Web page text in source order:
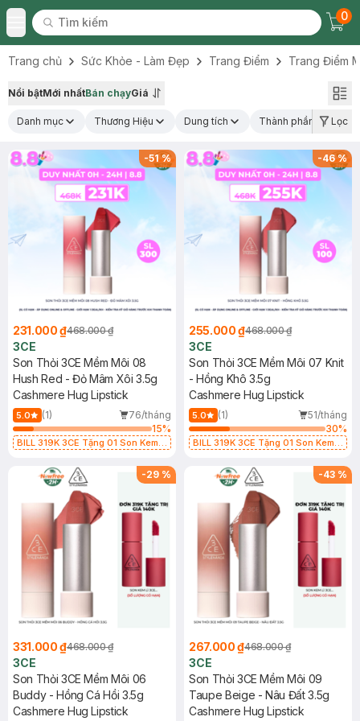
Toggle Menu
Tìm kiếm
Tìm kiếm
0
Trang chủ Sức Khỏe - Làm Đẹp Trang Điểm Trang Điểm
Nổi bậtMới nhấtBán chạyGiá
Danh mục Thương Hiệu Dung tích Thành phần nổi bật
Lọc
-51%
231.000 ₫468.000 ₫
3CE
Son Thỏi 3CE Mềm Môi 08
Hush Red - Đỏ Mâm Xôi 3.5g
Cashmere Hug Lipstick
5.0 (1)
76/tháng
15%
BILL 319K 3CE Tặng 01 Son Kem
1.5g (SL có hạn)
-46%
255.000 ₫468.000 ₫
3CE
Son Thỏi 3CE Mềm Môi 07 Knit
- Hồng Khô 3.5g
Cashmere Hug Lipstick
5.0 (1)
51/tháng
30%
BILL 319K 3CE Tặng 01 Son Kem
1.5g (SL có hạn)
-29 %
331.000 ₫468.000 ₫
3CE
Son Thỏi 3CE Mềm Môi 06
Buddy - Hồng Cá Hồi 3.5g
Cashmere Hug Lipstick
-43 %
267.000 ₫468.000 ₫
3CE
Son Thỏi 3CE Mềm Môi 09
Taupe Beige - Nâu Đất 3.5g
Cashmere Hug Lipstick